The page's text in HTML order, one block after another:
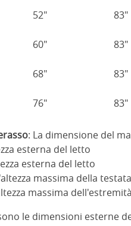
52" 83"
60" 83"
68" 83"
76" 83"
: La dimensione del
esterna del letto
esterna del letto
massima della
massima
le dimensioni esterne